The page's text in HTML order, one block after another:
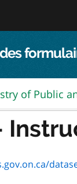
of Public
dataset/